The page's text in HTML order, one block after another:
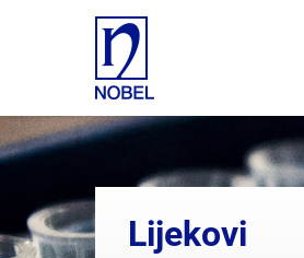
Lijekovi